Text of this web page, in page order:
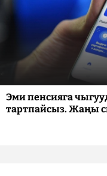
Эми пенсияга
тартпайсыз. Жаңы